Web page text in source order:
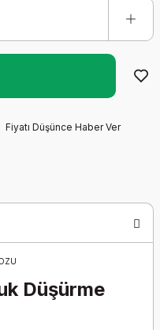
Fiyatı Düşünce Haber Ver
Düşürme